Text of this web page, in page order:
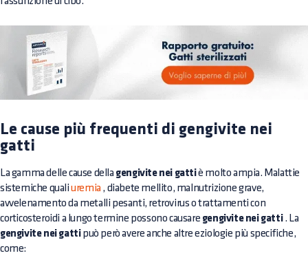
Le cause più frequenti di gengivite nei
gatti
La gamma delle cause della gengivite nei gattiè molto ampia. Malattie
sistemiche qualiuremia , diabete mellito, malnutrizione grave,
avvelenamento da metalli pesanti, retrovirus o trattamenti con
corticosteroidi a lungo termine possono causare gengivite nei gatti. La
gengivite nei gattipuò però avere anche altre eziologie più specifiche,
come: